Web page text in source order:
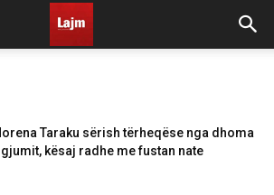
Taraku sërish tërheqëse nga dhoma
gjumit, kësaj radhe me fustan nate